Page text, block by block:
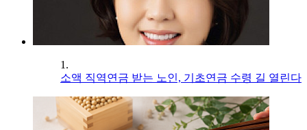
1.
소액 직역연금 받는 노인, 기초연금 수령 길 열린다